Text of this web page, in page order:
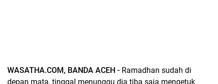
WASATHA.COM, BANDA ACEH - Ramadhan sudah di
depan mata, tinggal menunggu dia tiba saja mengetuk